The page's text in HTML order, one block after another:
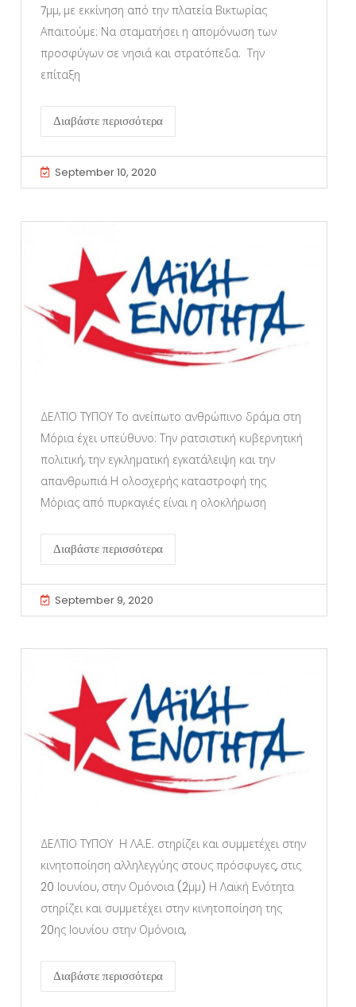
7μμ, με εκκίνηση από την πλατεία Βικτωρίας
Απαιτούμε: Να σταματήσει η απομόνωση των
προσφύγων σε νησιά και στρατόπεδα. Την
επίταξη
Διαβάστε περισσότερα
September 10, 2020
ΔΕΛΤΙΟ ΤΥΠΟΥ Το ανείπωτο ανθρώπινο δράμα στη
Μόρια έχει υπεύθυνο: Την ρατσιστική κυβερνητική
πολιτική, την εγκληματική εγκατάλειψη και την
απανθρωπιά Η ολοσχερής καταστροφή της
Μόριας από πυρκαγιές είναι η ολοκλήρωση
Διαβάστε περισσότερα
September 9, 2020
ΔΕΛΤΙΟ ΤΥΠΟΥ Η ΛΑ.Ε. στηρίζει και συμμετέχει στην
κινητοποίηση αλληλεγγύης στους πρόσφυγες, στις
20 Ιουνίου, στην Ομόνοια (2μμ) Η Λαϊκή Ενότητα
στηρίζει και συμμετέχει στην κινητοποίηση της
20ης Ιουνίου στην Ομόνοια,
Διαβάστε περισσότερα